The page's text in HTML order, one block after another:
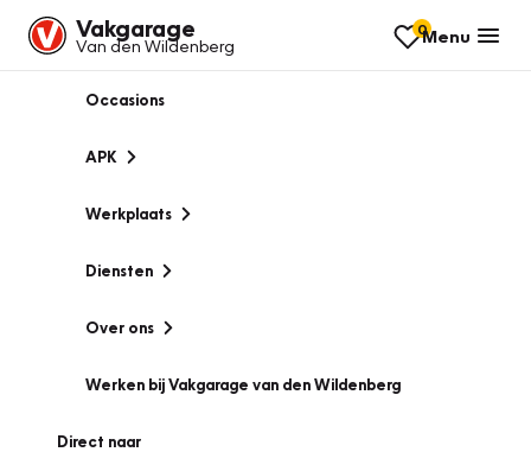
Vakgarage
Van den Wildenberg
0Menu
Occasions
APK
Werkplaats
Diensten
Over ons
Werken bij Vakgarage van den Wildenberg
Direct naar